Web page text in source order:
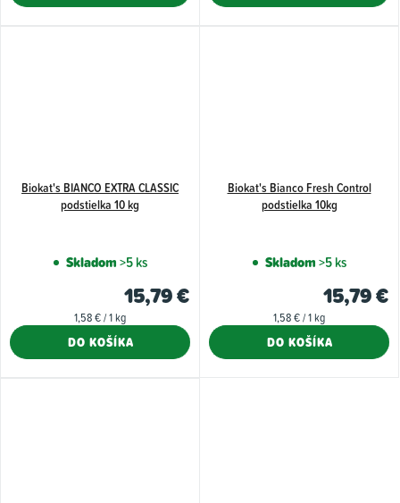
Biokat's BIANCO EXTRA CLASSIC
podstielka 10 kg
Skladom>5 ks
15,79 €
Jednotková
1,58 € / 1 kg
DO KOŠÍKA
Biokat's Bianco Fresh Control
podstielka 10kg
Skladom>5 ks
15,79 €
Jednotková
1,58 € / 1 kg
DO KOŠÍKA